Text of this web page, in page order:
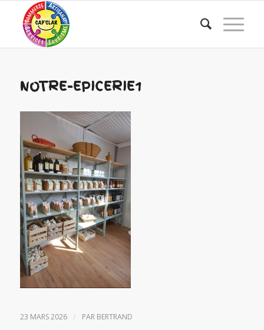
NOTRE-EPICERIE1
23 MARS 2026 / PAR BERTRAND